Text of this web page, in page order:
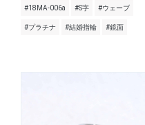
#18MA-006a #S字 #ウェーブ
#プラチナ #結婚指輪 #鏡面